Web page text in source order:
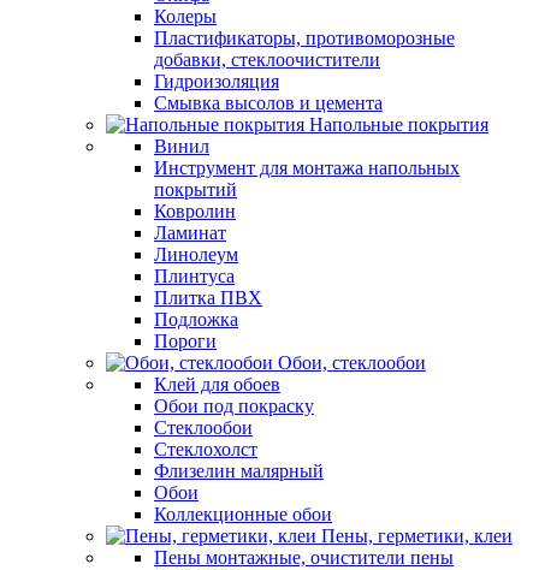
Колеры
Пластификаторы, противоморозные
добавки, стеклоочистители
Гидроизоляция
Смывка высолов и цемента
Напольные покрытия
Винил
Инструмент для монтажа напольных
покрытий
Ковролин
Ламинат
Линолеум
Плинтуса
Плитка ПВХ
Подложка
Пороги
Обои, стеклообои
Клей для обоев
Обои под покраску
Стеклообои
Стеклохолст
Флизелин малярный
Обои
Коллекционные обои
Пены, герметики, клеи
Пены монтажные, очистители пены